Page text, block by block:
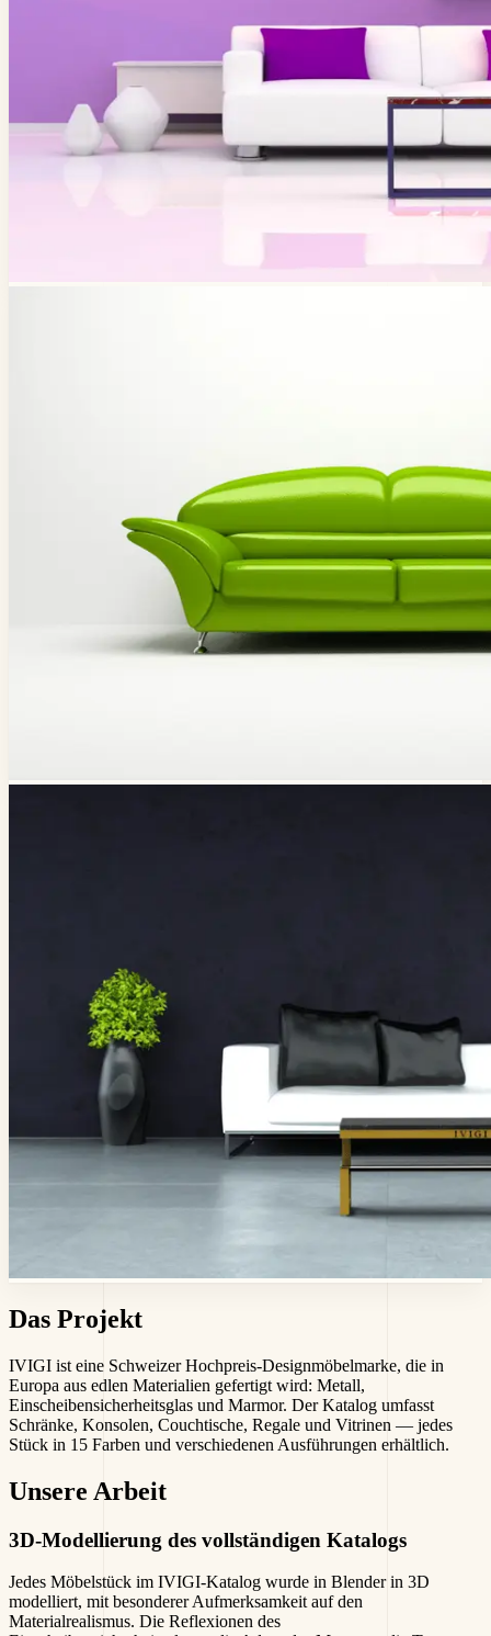
Das Projekt
IVIGI ist eine Schweizer Hochpreis-Designmöbelmarke, die in
Europa aus edlen Materialien gefertigt wird: Metall,
Einscheibensicherheitsglas und Marmor. Der Katalog umfasst
Schränke, Konsolen, Couchtische, Regale und Vitrinen — jedes
Stück in 15 Farben und verschiedenen Ausführungen erhältlich.
Unsere Arbeit
3D-Modellierung des vollständigen Katalogs
Jedes Möbelstück im IVIGI-Katalog wurde in Blender in 3D
modelliert, mit besonderer Aufmerksamkeit auf den
Materialrealismus. Die Reflexionen des